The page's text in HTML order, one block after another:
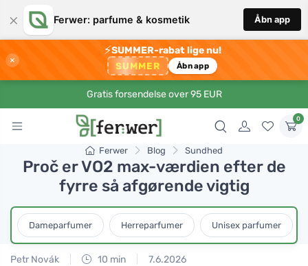
× Ferwer: parfume & kosmetik Åbn app
×
⚡SUMMER-rabat lige nu!
SUMMER Åbn app
Gratis forsendelse over 95 EUR
0
Ferwer Blog Sundhed
Proč er VO2 max-værdien efter de
fyrre så afgørende vigtig
Dameparfumer Herreparfumer Unisex parfumer
Petr Novák 10 min 7.6.2026